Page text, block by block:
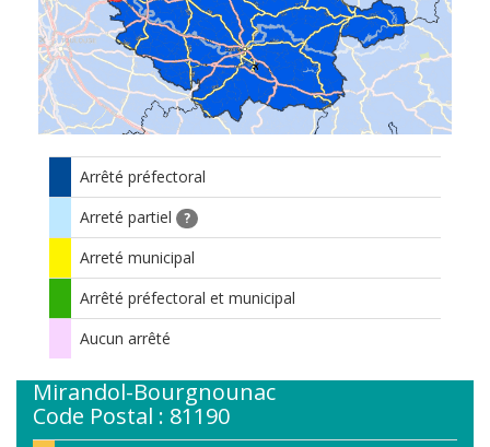
Arrêté préfectoral
Arreté partiel
?
Arreté municipal
Arrêté préfectoral et municipal
Aucun arrêté
Mirandol-Bourgnounac
Code Postal : 81190